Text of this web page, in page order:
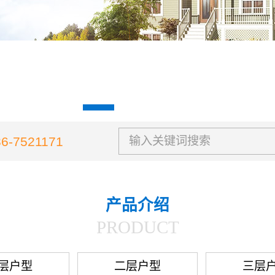
7521171
产品介绍
PRODUCT
户型 二层户型 三层